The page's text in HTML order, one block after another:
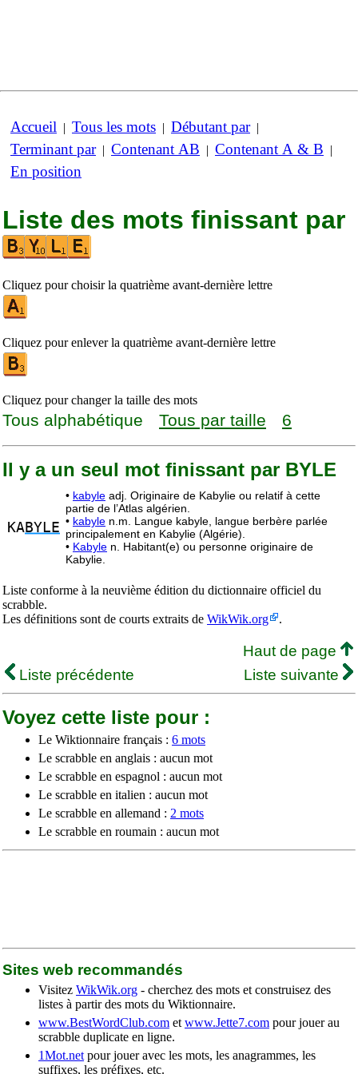
Accueil | Tous les mots | Débutant par|
Terminant par| Contenant AB | Contenant A & B |
En position
Liste des mots finissant par
Cliquez pour choisir la quatrième avant-dernière lettre
Cliquez pour enlever la quatrième avant-dernière lettre
Cliquez pour changer la taille des mots
Tous alphabétique Tous par taille 6
Il y a un seul mot finissant par BYLE
KABYLE
• kabyle adj. Originaire de Kabylie ou relatif à cette
partie de l’Atlas algérien.
• kabyle n.m. Langue kabyle, langue berbère parlée
principalement en Kabylie (Algérie).
• Kabyle n. Habitant(e) ou personne originaire de
Kabylie.
Liste conforme à la neuvième édition du dictionnaire officiel du
scrabble.
Les définitions sont de courts extraits de WikWik.org .
Haut de page
Liste précédente
Liste suivante
Voyez cette liste pour :
Le Wiktionnaire français : 6 mots
Le scrabble en anglais : aucun mot
Le scrabble en espagnol : aucun mot
Le scrabble en italien : aucun mot
Le scrabble en allemand : 2 mots
Le scrabble en roumain : aucun mot
Sites web recommandés
Visitez WikWik.org - cherchez des mots et construisez des
listes à partir des mots du Wiktionnaire.
www.BestWordClub.com et www.Jette7.com pour jouer au
scrabble duplicate en ligne.
1Mot.net pour jouer avec les mots, les anagrammes, les
suffixes, les préfixes, etc.